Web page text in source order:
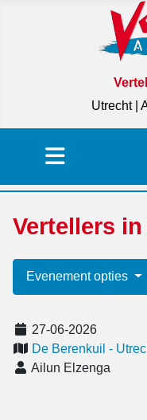
Utrecht |
Vertellers
Evenement opties
27-06-2026
De Berenkuil -
Ailun Elzenga